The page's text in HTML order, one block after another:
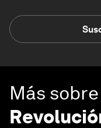
Más sobre